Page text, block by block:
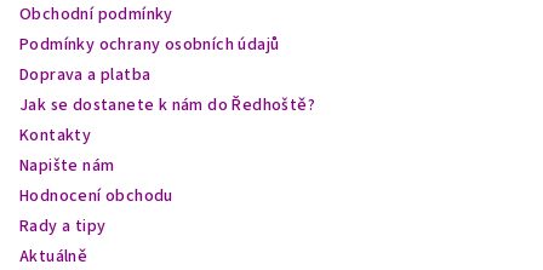
Obchodní podmínky
Podmínky ochrany osobních údajů
Doprava a platba
Jak se dostanete k nám do Ředhoště?
Kontakty
Napište nám
Hodnocení obchodu
Rady a tipy
Aktuálně